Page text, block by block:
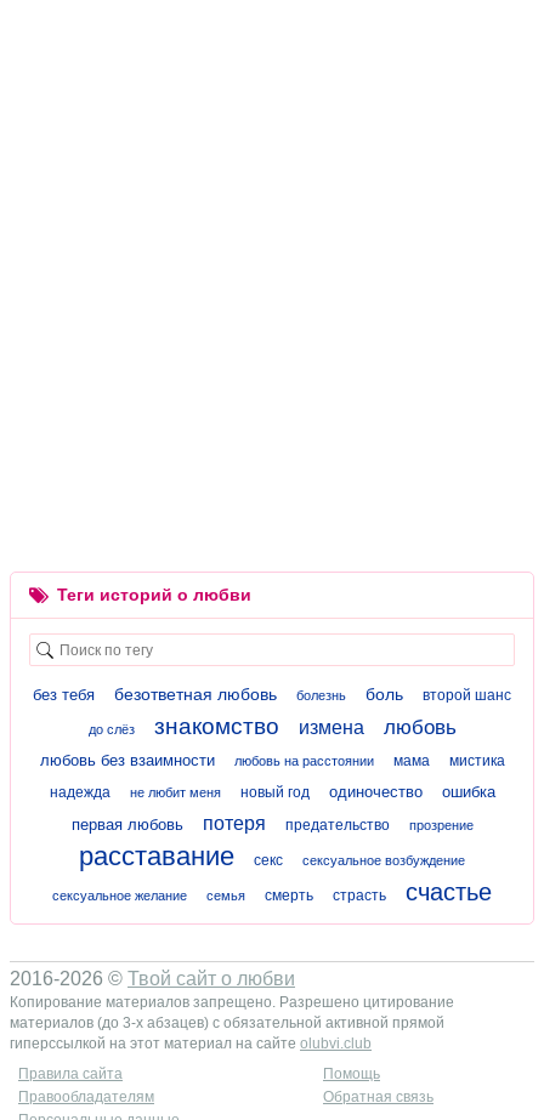
Теги историй о любви
без тебя безответная любовь болезнь боль второй шанс
до слёз знакомство измена любовь
любовь без взаимности любовь на расстоянии мама
мистика
надежда
не любит меня новый год одиночество
ошибка
первая любовь
потеря предательство прозрение
расставание секс сексуальное возбуждение
сексуальное желание семья смерть страсть счастье
2016-2026 © Твой сайт о любви
Копирование материалов запрещено. Разрешено цитирование
материалов (до 3-х абзацев) с обязательной активной прямой
гиперссылкой на этот материал на сайте olubvi.club
Правила сайта
Помощь
Правообладателям
Обратная связь